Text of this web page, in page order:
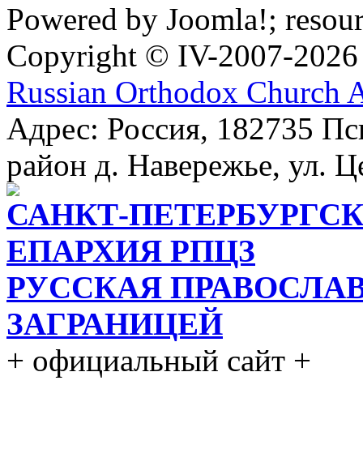
Powered by Joomla!;
Copyright © IV-2007-2026
Russian Orthodox Church
Адрес: Россия, 182735
район д. Навережье, ул.
САНКТ-
ЕПАРХИЯ РПЦЗ
РУССКАЯ
ЗАГРАНИЦЕЙ
+ официальный сайт +